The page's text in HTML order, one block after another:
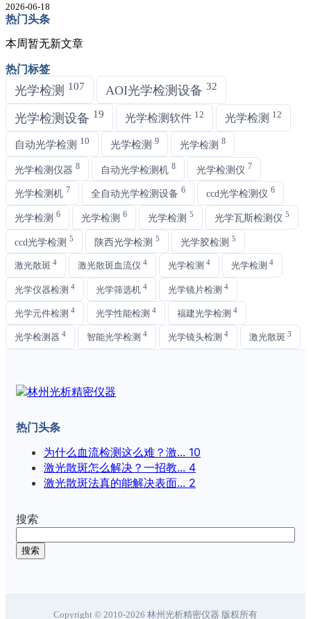
2026-06-18
热门头条
本周暂无新文章
热门标签
光学检测 107 AOI光学检测设备 32
光学检测设备 19 光学检测软件 12 光学检测 12
自动光学检测 10 光学检测 9 光学检测 8
光学检测仪器 8 自动光学检测机 8 光学检测仪 7
光学检测机 7 全自动光学检测设备 6 ccd光学检测仪 6
光学检测 6 光学检测 6 光学检测 5 光学瓦斯检测仪 5
ccd光学检测 5 陕西光学检测 5 光学胶检测 5
激光散斑 4 激光散斑血流仪 4 光学检测 4 光学检测 4
光学仪器检测 4 光学筛选机 4 光学镜片检测 4
光学元件检测 4 光学性能检测 4 福建光学检测 4
光学检测器 4 智能光学检测 4 光学镜头检测 4 激光散斑 3
热门头条
为什么血流检测这么难？激... 10
激光散斑怎么解决？一招教... 4
激光散斑法真的能解决表面... 2
搜索
搜索
Copyright © 2010-2026 林州光析精密仪器 版权所有